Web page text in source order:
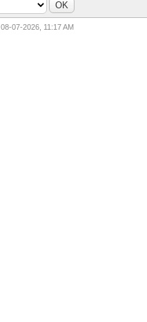
08-07-2026, 11:17 AM